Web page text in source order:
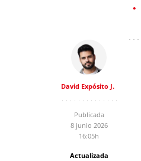
David Expósito J.
Publicada
8 junio 2026
16:05h
Actualizada